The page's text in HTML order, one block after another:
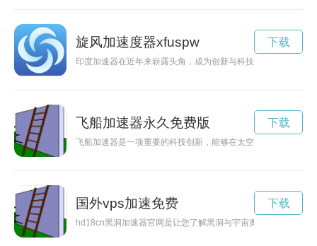
旋风加速度器xfuspw
印度加速器在近年来崭露头角，成为创新与科技的重要推动力
下载
飞船加速器永久免费版
飞船加速器是一项重要的科技创新，能够在太空探索中提供更
下载
国外vps加速免费
hd18cn黑洞加速器官网是让您了解黑洞与宇宙奥秘的平台，助
下载